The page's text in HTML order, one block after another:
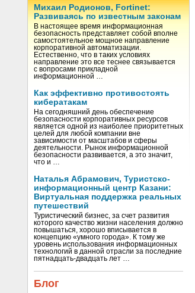
Михаил Родионов, Fortinet:
Развиваясь по известным законам
В настоящее время информационная
безопасность представляет собой вполне
самостоятельное мощное направление
корпоративной автоматизации.
Естественно, что в таких условиях
направление это все теснее связывается
с вопросами прикладной
информационной …
Как эффективно противостоять
кибератакам
На сегодняшний день обеспечение
безопасности корпоративных ресурсов
является одной из наиболее приоритетных
целей для любой компании вне
зависимости от масштабов и сферы
деятельности. Рынок информационной
безопасности развивается, а это значит,
что и …
Наталья Абрамович, Туристско-
информационный центр Казани:
Виртуальная поддержка реальных
путешествий
Туристический бизнес, за счет развития
которого качество жизни населения должно
повышаться, хорошо вписывается в
концепцию «умного города». К тому же
уровень использования информационных
технологий в данной отрасли за последние
пятнадцать-двадцать лет …
Блог